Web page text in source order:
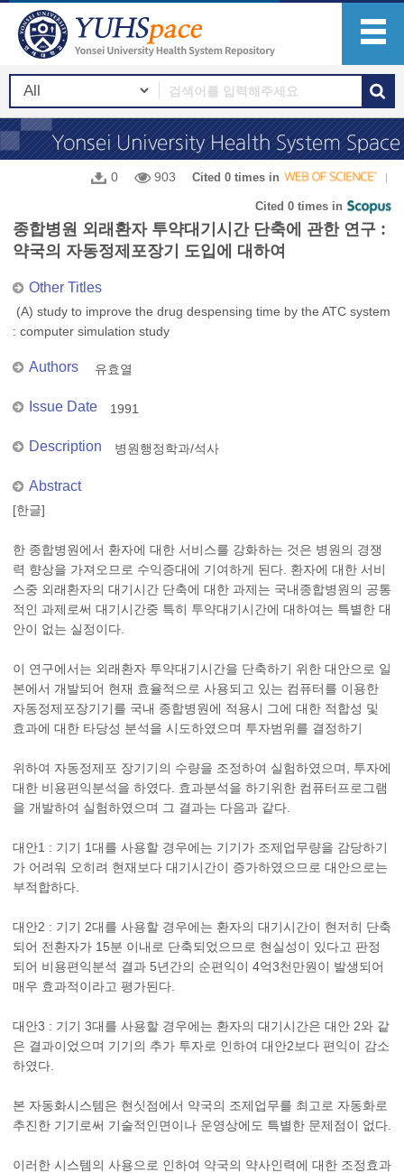
0 903 Cited 0 times in
Cited 0 times in
종합병원 외래환자 투약대기시간 단축에 관한 연구 :
약국의 자동정제포장기 도입에 대하여
Other Titles
(A) study to improve the drug despensing time by the ATC system
: computer simulation study
Authors 유효열
Issue Date 1991
Description 병원행정학과/석사
Abstract
[한글]
한 종합병원에서 환자에 대한 서비스를 강화하는 것은 병원의 경쟁
력 향상을 가져오므로 수익증대에 기여하게 된다. 환자에 대한 서비
스중 외래환자의 대기시간 단축에 대한 과제는 국내종합병원의 공통
적인 과제로써 대기시간중 특히 투약대기시간에 대하여는 특별한 대
안이 없는 실정이다.
이 연구에서는 외래환자 투약대기시간을 단축하기 위한 대안으로 일
본에서 개발되어 현재 효율적으로 사용되고 있는 컴퓨터를 이용한
자동정제포장기기를 국내 종합병원에 적용시 그에 대한 적합성 및
효과에 대한 타당성 분석을 시도하였으며 투자범위를 결정하기
위하여 자동정제포 장기기의 수량을 조정하여 실험하였으며, 투자에
대한 비용편익분석을 하였다. 효과분석을 하기위한 컴퓨터프로그램
을 개발하여 실험하였으며 그 결과는 다음과 같다.
대안1 : 기기 1대를 사용할 경우에는 기기가 조제업무량을 감당하기
가 어려워 오히려 현재보다 대기시간이 증가하였으므로 대안으로는
부적합하다.
대안2 : 기기 2대를 사용할 경우에는 환자의 대기시간이 현저히 단축
되어 전환자가 15분 이내로 단축되었으므로 현실성이 있다고 판정
되어 비용편익분석 결과 5년간의 순편익이 4억3천만원이 발생되어
매우 효과적이라고 평가된다.
대안3 : 기기 3대를 사용할 경우에는 환자의 대기시간은 대안 2와 같
은 결과이었으며 기기의 추가 투자로 인하여 대안2보다 편익이 감소
하였다.
본 자동화시스템은 현싯점에서 약국의 조제업무를 최고로 자동화로
추진한 기기로써 기술적인면이나 운영상에도 특별한 문제점이 없다.
이러한 시스템의 사용으로 인하여 약국의 약사인력에 대한 조정효과